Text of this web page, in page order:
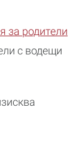
за родители
с водещи